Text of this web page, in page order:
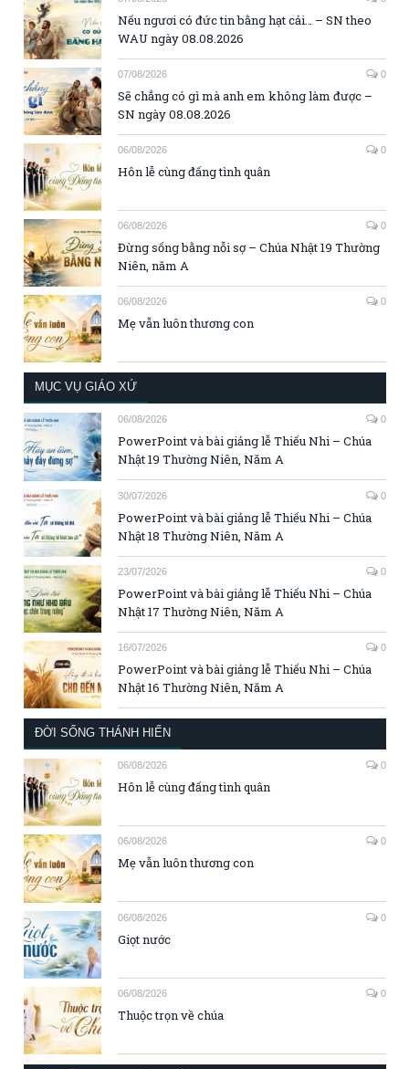
Nếu ngươi có đức tin bằng hạt cải… – SN theo
WAU ngày 08.08.2026
07/08/2026 0
Sẽ chẳng có gì mà anh em không làm được –
SN ngày 08.08.2026
06/08/2026 0
Hôn lễ cùng đấng tình quân
06/08/2026 0
Đừng sống bằng nỗi sợ – Chúa Nhật 19 Thường
Niên, năm A
06/08/2026 0
Mẹ vẫn luôn thương con
MỤC VỤ GIÁO XỨ
06/08/2026 0
PowerPoint và bài giảng lễ Thiếu Nhi – Chúa
Nhật 19 Thường Niên, Năm A
30/07/2026 0
PowerPoint và bài giảng lễ Thiếu Nhi – Chúa
Nhật 18 Thường Niên, Năm A
23/07/2026 0
PowerPoint và bài giảng lễ Thiếu Nhi – Chúa
Nhật 17 Thường Niên, Năm A
16/07/2026 0
PowerPoint và bài giảng lễ Thiếu Nhi – Chúa
Nhật 16 Thường Niên, Năm A
ĐỜI SỐNG THÁNH HIẾN
06/08/2026 0
Hôn lễ cùng đấng tình quân
06/08/2026 0
Mẹ vẫn luôn thương con
06/08/2026 0
Giọt nước
06/08/2026 0
Thuộc trọn về chúa